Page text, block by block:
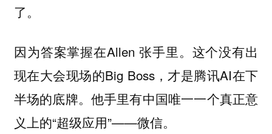
了。
因为答案掌握在Allen 张手里。这个没有出
现在大会现场的Big Boss，才是腾讯AI在下
半场的底牌。他手里有中国唯一一个真正意
义上的“超级应用”——微信。